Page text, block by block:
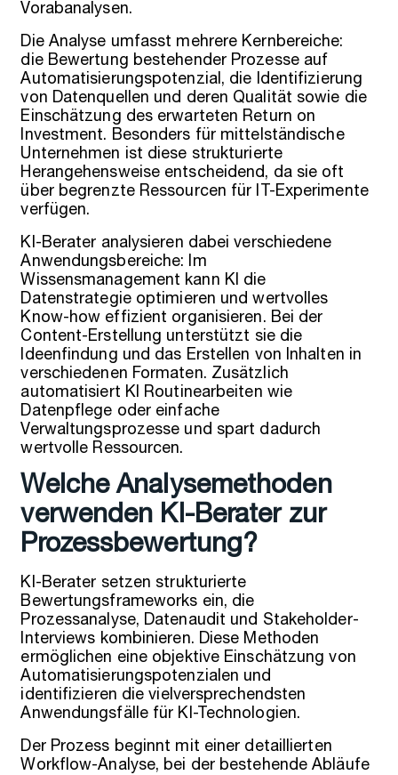
Vorabanalysen.
Die Analyse umfasst mehrere Kernbereiche:
die Bewertung bestehender Prozesse auf
Automatisierungspotenzial, die Identifizierung
von Datenquellen und deren Qualität sowie die
Einschätzung des erwarteten Return on
Investment. Besonders für mittelständische
Unternehmen ist diese strukturierte
Herangehensweise entscheidend, da sie oft
über begrenzte Ressourcen für IT-Experimente
verfügen.
KI-Berater analysieren dabei verschiedene
Anwendungsbereiche: Im
Wissensmanagement kann KI die
Datenstrategie optimieren und wertvolles
Know-how effizient organisieren. Bei der
Content-Erstellung unterstützt sie die
Ideenfindung und das Erstellen von Inhalten in
verschiedenen Formaten. Zusätzlich
automatisiert KI Routinearbeiten wie
Datenpflege oder einfache
Verwaltungsprozesse und spart dadurch
wertvolle Ressourcen.
Welche Analysemethoden
verwenden KI-Berater zur
Prozessbewertung?
KI-Berater setzen strukturierte
Bewertungsframeworks ein, die
Prozessanalyse, Datenaudit und Stakeholder-
Interviews kombinieren. Diese Methoden
ermöglichen eine objektive Einschätzung von
Automatisierungspotenzialen und
identifizieren die vielversprechendsten
Anwendungsfälle für KI-Technologien.
Der Prozess beginnt mit einer detaillierten
Workflow-Analyse, bei der bestehende Abläufe